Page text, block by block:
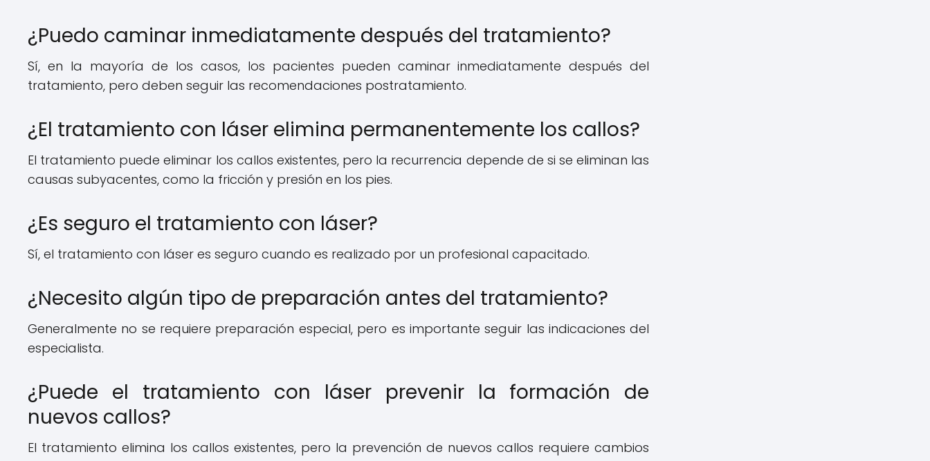
¿Puedo caminar inmediatamente después del tratamiento?
Sí, en la mayoría de los casos, los pacientes pueden caminar inmediatamente después del
tratamiento, pero deben seguir las recomendaciones postratamiento.
¿El tratamiento con láser elimina permanentemente los callos?
El tratamiento puede eliminar los callos existentes, pero la recurrencia depende de si se eliminan las
causas subyacentes, como la fricción y presión en los pies.
¿Es seguro el tratamiento con láser?
Sí, el tratamiento con láser es seguro cuando es realizado por un profesional capacitado.
¿Necesito algún tipo de preparación antes del tratamiento?
Generalmente no se requiere preparación especial, pero es importante seguir las indicaciones del
especialista.
¿Puede el tratamiento con láser prevenir la formación de
nuevos callos?
El tratamiento elimina los callos existentes, pero la prevención de nuevos callos requiere cambios